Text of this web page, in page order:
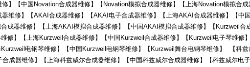
】【中国Novation合成器维修】【Novation模拟合成器维修】【上海Novation模拟合成
维修】【AKAI合成器维修】【AKAI电子合成器维修】【上海AKAI合成器维修】【中国
成器维修】【上海AKAI模拟合成器维修】【中国AKAI模拟合成器维修】【Kurzweil合
修】【上海Kurzweil合成器维修】【中国Kurzweil合成器维修】【Kurzweil电子琴维修】
Kurzweil电钢琴维修】【中国Kurzweil电钢琴维修】【Kurzweil舞台电钢琴维修】 【科兹
成器维修】【上海科兹威尔合成器维修】【中国科兹威尔合成器维修】【科兹威尔电子